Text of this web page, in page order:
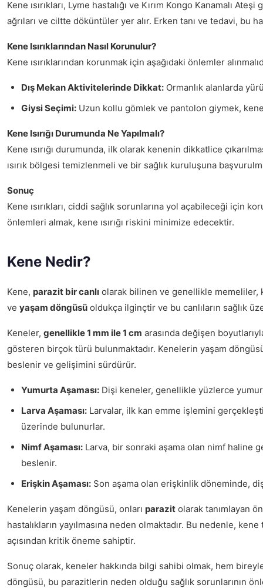
Kene ısırıkları, Lyme hastalığı ve Kırım Kongo Kanamalı
ağrıları ve ciltte döküntüler yer alır. Erken tanı ve tedavi, bu
Kene Isırıklarından Nasıl Korunulur?
Kene ısırıklarından korunmak için aşağıdaki önlemler
Dış Mekan Aktivitelerinde Dikkat: Ormanlık alanlarda
Giysi Seçimi: Uzun kollu gömlek ve pantolon giymek,
Kene Isırığı Durumunda Ne Yapılmalı?
Kene ısırığı durumunda, ilk olarak kenenin dikkatlice
ısırık bölgesi temizlenmeli ve bir sağlık kuruluşuna
Sonuç
Kene ısırıkları, ciddi sağlık sorunlarına yol açabileceği
önlemleri almak, kene ısırığı riskini minimize edecektir.
Kene Nedir?
Kene, parazit bir canlı olarak bilinen ve genellikle memeliler,
ve yaşam döngüsü oldukça ilginçtir ve bu canlıların sağlık
Keneler, genellikle 1 mm ile 1 cm arasında değişen
gösteren birçok türü bulunmaktadır. Kenelerin yaşam
beslenir ve gelişimini sürdürür.
Yumurta Aşaması: Dişi keneler, genellikle yüzlerce
Larva Aşaması: Larvalar, ilk kan emme işlemini
üzerinde bulunurlar.
Nimf Aşaması: Larva, bir sonraki aşama olan nimf haline
beslenir.
Erişkin Aşaması: Son aşama olan erişkinlik döneminde,
Kenelerin yaşam döngüsü, onları parazit olarak tanımlayan
hastalıkların yayılmasına neden olmaktadır. Bu nedenle,
açısından kritik öneme sahiptir.
Sonuç olarak, keneler hakkında bilgi sahibi olmak, hem
döngüsü, bu parazitlerin neden olduğu sağlık sorunlarının